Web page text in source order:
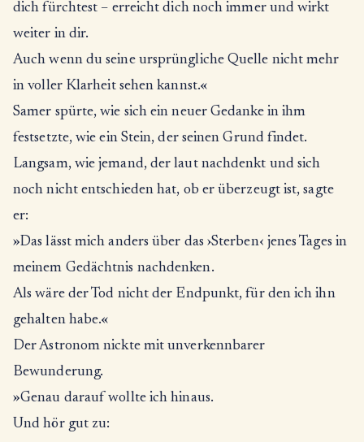
dich fürchtest – erreicht dich noch immer und wirkt
weiter in dir.
Auch wenn du seine ursprüngliche Quelle nicht mehr
in voller Klarheit sehen kannst.«
Samer spürte, wie sich ein neuer Gedanke in ihm
festsetzte, wie ein Stein, der seinen Grund findet.
Langsam, wie jemand, der laut nachdenkt und sich
noch nicht entschieden hat, ob er überzeugt ist, sagte
er:
»Das lässt mich anders über das ›Sterben‹ jenes Tages in
meinem Gedächtnis nachdenken.
Als wäre der Tod nicht der Endpunkt, für den ich ihn
gehalten habe.«
Der Astronom nickte mit unverkennbarer
Bewunderung.
»Genau darauf wollte ich hinaus.
Und hör gut zu: